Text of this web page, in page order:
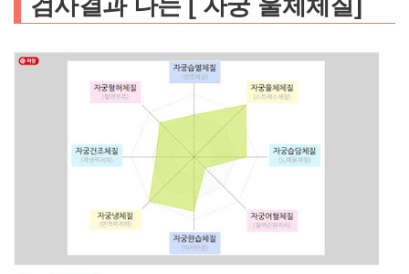
검사결과 나는 [ 자궁 울체체질]